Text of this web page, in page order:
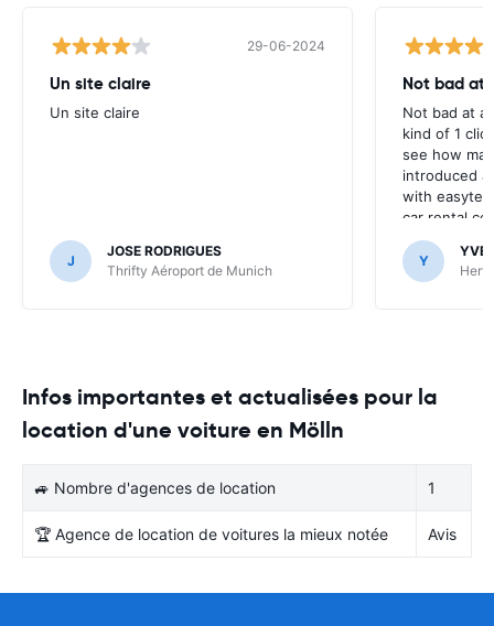
29-06-2024
Un site claire
Un site claire
J
JOSE RODRIGUES
Thrifty Aéroport de Munich
Not bad at
Not bad at
kind of 1
see how
introduced
with
car rental
Y
Infos importantes et actualisées pour la
location d'une voiture en Mölln
🚙 Nombre d'agences de location 1
🏆 Agence de location de voitures la mieux notée Avis